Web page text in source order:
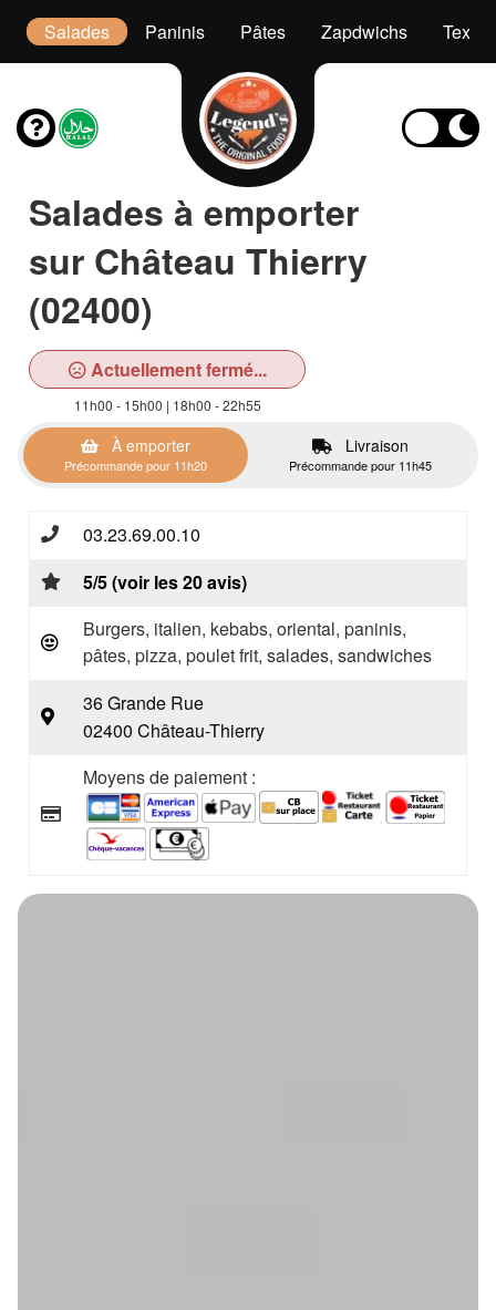
Salades Paninis Pâtes Zapdwichs Tex
Salades à emporter
sur Château Thierry
(02400)
Actuellement fermé...
11h00 - 15h00 | 18h00 - 22h55
À emporter
Précommande pour 11h20
Livraison
Précommande pour 11h45
03.23.69.00.10
5/5 (voir les 20 avis)
Burgers, italien, kebabs, oriental, paninis,
pâtes, pizza, poulet frit, salades, sandwiches
36 Grande Rue
02400 Château-Thierry
Moyens de paiement :